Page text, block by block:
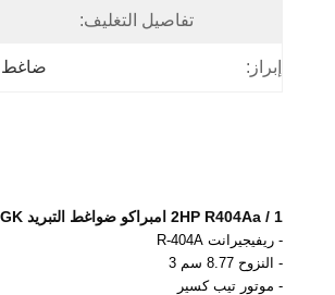
تفاصيل التغليف:
إبراز: ضاغط
1 / 2HP R404Aa امبراكو ضواغط التبريد NEK6210GK استبدال نموذج NE6210GK
- ريفيجيرانت R-404A
- النزوح 8.77 سم 3
- موتور تيب كسير